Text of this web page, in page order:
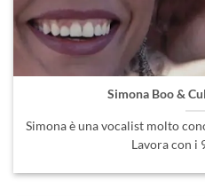
Simona Boo &
Simona è una vocalist molto
Lavora con i